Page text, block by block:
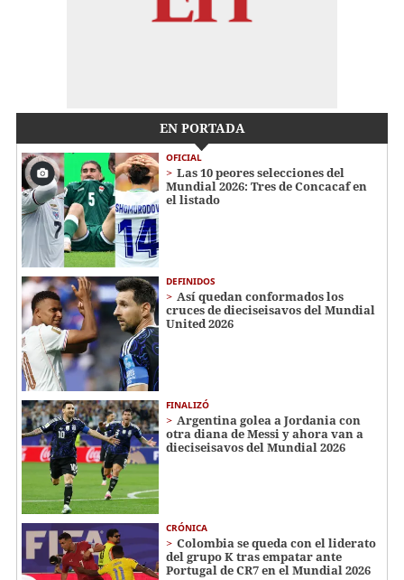
EN PORTADA
OFICIAL
Las 10 peores selecciones del
Mundial 2026: Tres de Concacaf en
el listado
DEFINIDOS
Así quedan conformados los
cruces de dieciseisavos del Mundial
United 2026
FINALIZÓ
Argentina golea a Jordania con
otra diana de Messi y ahora van a
dieciseisavos del Mundial 2026
CRÓNICA
Colombia se queda con el liderato
del grupo K tras empatar ante
Portugal de CR7 en el Mundial 2026